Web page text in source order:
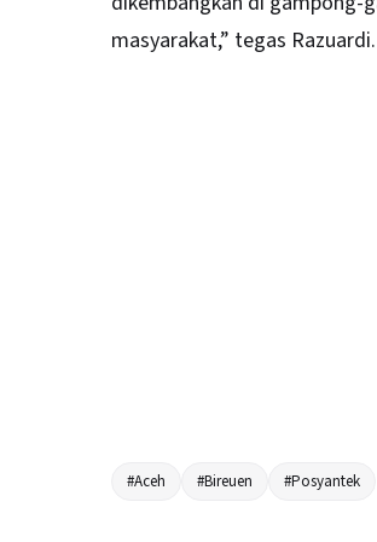
masyarakat,” tegas Razuardi.
#Aceh #Bireuen #Posyantek